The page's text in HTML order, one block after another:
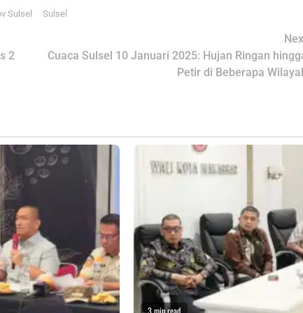
Sulsel Sulsel
2
Cuaca Sulsel 10 Januari 2025: Hujan Ringan
Petir di Beberapa